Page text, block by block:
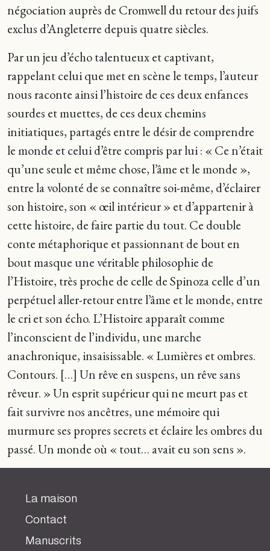
négociation auprès de Cromwell du retour des juifs
exclus d’Angleterre depuis quatre siècles.
Par un jeu d’écho talentueux et captivant,
rappelant celui que met en scène le temps, l’auteur
nous raconte ainsi l’histoire de ces deux enfances
sourdes et muettes, de ces deux chemins
initiatiques, partagés entre le désir de comprendre
le monde et celui d’être compris par lui : « Ce n’était
qu’une seule et même chose, l’âme et le monde »,
entre la volonté de se connaître soi-même, d’éclairer
son histoire, son « œil intérieur » et d’appartenir à
cette histoire, de faire partie du tout. Ce double
conte métaphorique et passionnant de bout en
bout masque une véritable philosophie de
l’Histoire, très proche de celle de Spinoza celle d’un
perpétuel aller-retour entre l’âme et le monde, entre
le cri et son écho. L’Histoire apparaît comme
l’inconscient de l’individu, une marche
anachronique, insaisissable. « Lumières et ombres.
Contours. […] Un rêve en suspens, un rêve sans
rêveur. » Un esprit supérieur qui ne meurt pas et
fait survivre nos ancêtres, une mémoire qui
murmure ses propres secrets et éclaire les ombres du
passé. Un monde où « tout… avait eu son sens ».
La maison
Contact
Manuscrits